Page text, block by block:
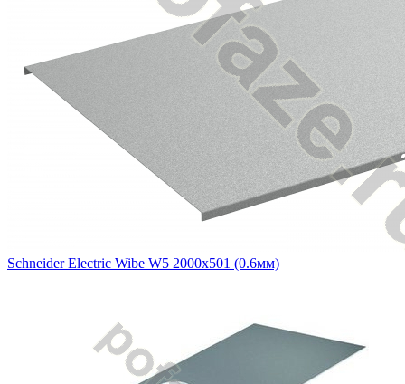
Schneider Electric Wibe W5 2000х501 (0.6мм)